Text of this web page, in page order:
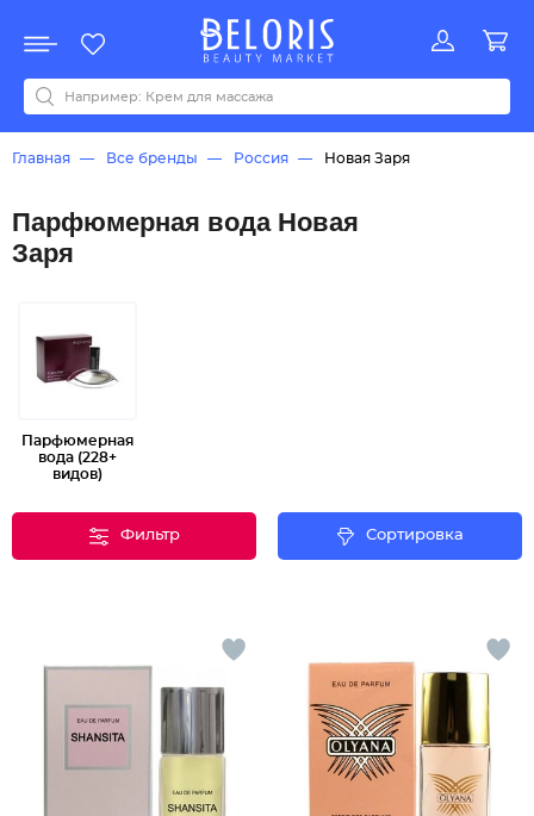
Акции
Все бренды
0-9ABCDEFGHIJKLMNOPQRSTUVWYZАБВДЗИМОКЛНПРСТУФ
Главная Все бренды Россия Новая Заря
Парфюмерная вода Новая
Заря
Парфюмерная
вода (228+
видов)
Фильтр Сортировка